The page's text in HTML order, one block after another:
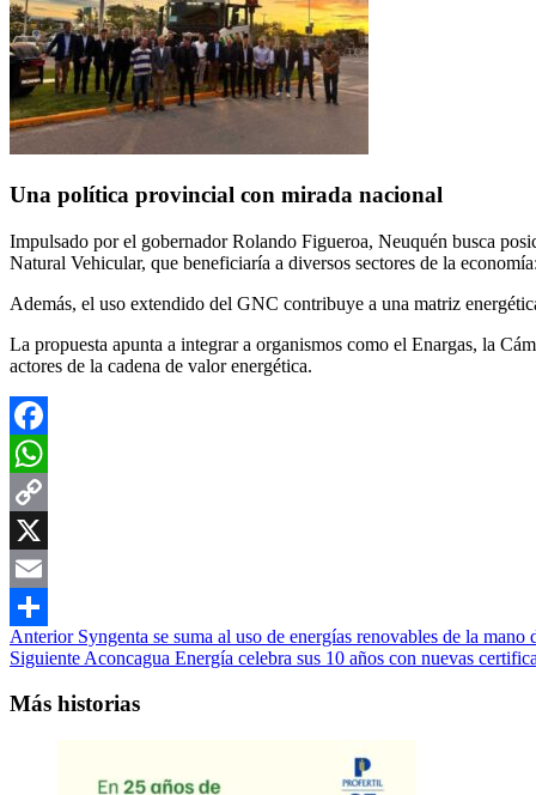
Una política provincial con mirada nacional
Impulsado por el gobernador Rolando Figueroa, Neuquén busca
Natural Vehicular, que beneficiaría a diversos sectores de la
Además, el uso extendido del GNC contribuye a una matriz
La propuesta apunta a integrar a organismos como el Enargas, la
actores de la cadena de valor energética.
Facebook
WhatsApp
Copy
Link
X
Email
Compartir
Navegación
de
entradas
AnteriorSyngenta se suma al uso de energías renovables de la mano
Siguiente Aconcagua Energía celebra sus 10 años con nuevas
Más historias